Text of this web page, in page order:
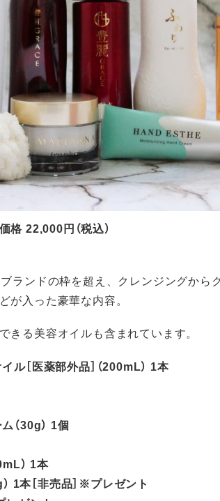
22,000円（税込）
ランドの枠を超え、クレンジングから
が入った豪華な内容。
る美容オイルも含まれています。
［医薬部外品］（200mL） 1本
（30g） 1個
） 1本
1本［非売品］※プレゼント